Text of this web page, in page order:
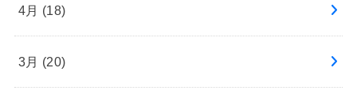
4月 (18)
3月 (20)